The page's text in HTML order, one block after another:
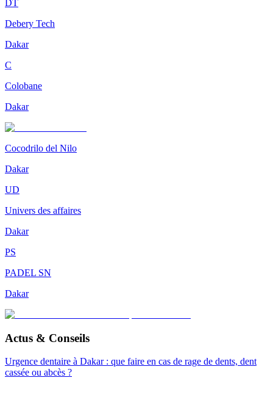
DT
Debery Tech
Dakar
C
Colobane
Dakar
Cocodrilo del Nilo
Dakar
UD
Univers des affaires
Dakar
PS
PADEL SN
Dakar
Actus & Conseils
Urgence dentaire à Dakar : que faire en cas de rage de dents, dent
cassée ou abcès ?